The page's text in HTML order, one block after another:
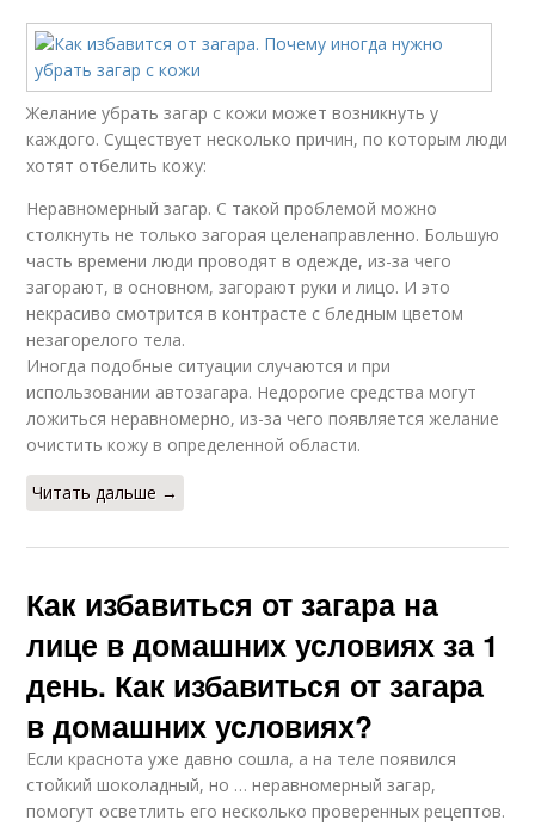
Желание убрать загар с кожи может возникнуть у
каждого. Существует несколько причин, по которым люди
хотят отбелить кожу:
Неравномерный загар. С такой проблемой можно
столкнуть не только загорая целенаправленно. Большую
часть времени люди проводят в одежде, из-за чего
загорают, в основном, загорают руки и лицо. И это
некрасиво смотрится в контрасте с бледным цветом
незагорелого тела.
Иногда подобные ситуации случаются и при
использовании автозагара. Недорогие средства могут
ложиться неравномерно, из-за чего появляется желание
очистить кожу в определенной области.
Читать дальше →
Как избавиться от загара на
лице в домашних условиях за 1
день. Как избавиться от загара
в домашних условиях?
Если краснота уже давно сошла, а на теле появился
стойкий шоколадный, но … неравномерный загар,
помогут осветлить его несколько проверенных рецептов.